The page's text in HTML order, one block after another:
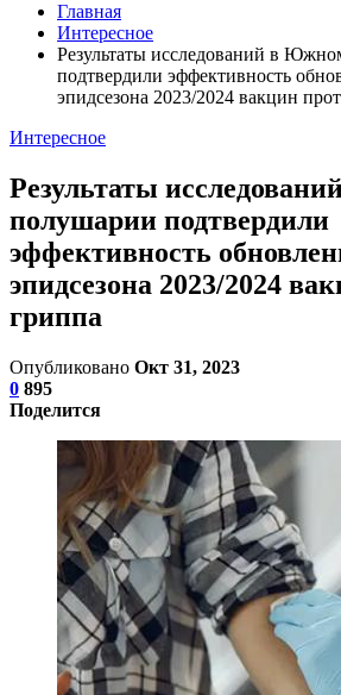
Главная
Интересное
Результаты исследований в
подтвердили эффективность
эпидсезона 2023/2024 вакцин
Интересное
Результаты
полушарии подтвердили
эффективность
эпидсезона 2023/2024
гриппа
Опубликовано Окт 31, 2023
0 895
Поделится